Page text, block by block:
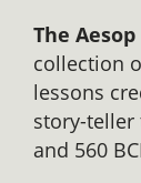
The
collection
lessons
story-teller
and 560